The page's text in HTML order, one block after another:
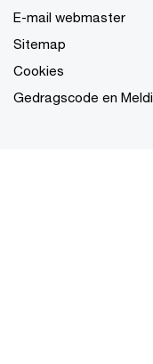
E-mail webmaster
Sitemap
Cookies
Gedragscode en